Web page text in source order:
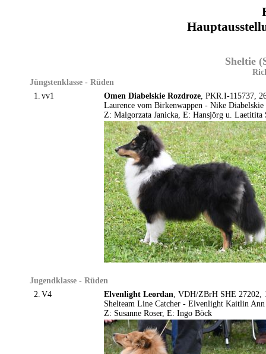
Sheltie
Jüngstenklasse - Rüden
1. vv1 Omen Diabelskie Rozdroze, PKR.I-115737,
Laurence vom Birkenwappen - Nike Diabelskie
Z: Malgorzata Janicka, E: Hansjörg u. Laetitita
Jugendklasse - Rüden
2. V4 Elvenlight Leordan, VDH/ZBrH SHE 27202,
Shelteam Line Catcher - Elvenlight Kaitlin Ann
Z: Susanne Roser, E: Ingo Böck